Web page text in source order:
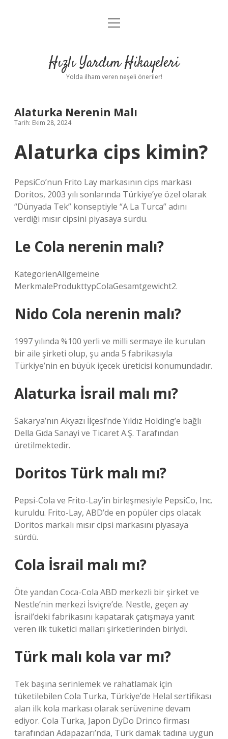
Anasayfa
Yasal Uyarı
menüyü
Hızlı Yardım Hikayeleri
Yolda ilham veren neşeli öneriler!
Alaturka Nerenin Malı
Tarih: Ekim 28, 2024
Alaturka cips kimin?
PepsiCo’nun Frito Lay markasının cips markası
Doritos, 2003 yılı sonlarında Türkiye’ye özel olarak
“Dünyada Tek” konseptiyle “A La Turca” adını
verdiği mısır cipsini piyasaya sürdü.
Le Cola nerenin malı?
KategorienAllgemeine
MerkmaleProdukttypColaGesamtgewicht2.
Nido Cola nerenin malı?
1997 yılında %100 yerli ve milli sermaye ile kurulan
bir aile şirketi olup, şu anda 5 fabrikasıyla
Türkiye’nin en büyük içecek üreticisi konumundadır.
Alaturka İsrail malı mı?
Sakarya’nın Akyazı İlçesi’nde Yıldız Holding’e bağlı
Della Gıda Sanayi ve Ticaret A.Ş. Tarafından
üretilmektedir.
Doritos Türk malı mı?
Pepsi-Cola ve Frito-Lay’in birleşmesiyle PepsiCo, Inc.
kuruldu. Frito-Lay, ABD’de en popüler cips olacak
Doritos markalı mısır cipsi markasını piyasaya
sürdü.
Cola İsrail malı mı?
Öte yandan Coca-Cola ABD merkezli bir şirket ve
Nestle’nin merkezi İsviçre’de. Nestle, geçen ay
İsrail’deki fabrikasını kapatarak çatışmaya yanıt
veren ilk tüketici malları şirketlerinden biriydi.
Türk malı kola var mı?
Tek başına serinlemek ve rahatlamak için
tüketilebilen Cola Turka, Türkiye’de Helal sertifikası
alan ilk kola markası olarak serüvenine devam
ediyor. Cola Turka, Japon DyDo Drinco firması
tarafından Adapazarı’nda, Türk damak tadına uygun